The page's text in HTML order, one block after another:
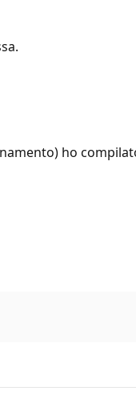
ho